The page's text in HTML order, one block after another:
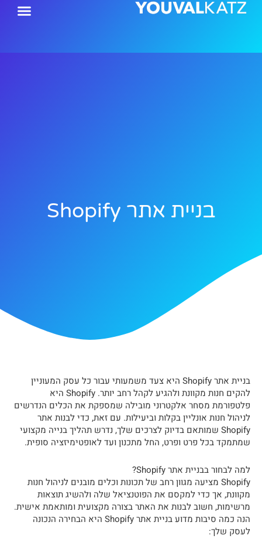
דילוג
בניית אתר Shopify
בניית אתר Shopify היא צעד משמעותי עבור כל עסק המעוניין
להקים חנות מקוונת ולהגיע לקהל רחב יותר. Shopify היא
פלטפורמת מסחר אלקטרוני מובילה שמספקת את הכלים הנדרשים
לניהול חנות אונליין בקלות וביעילות. עם זאת, כדי לבנות אתר
Shopify שמותאם בדיוק לצרכים שלך, נדרש תהליך בנייה מקצועי
שמתמקד בכל פרט ופרט, החל מתכנון ועד לאופטימיזציה סופית.
למה לבחור בבניית אתר Shopify?
Shopify מציעה מגוון רחב של תכונות וכלים מובנים לניהול חנות
מקוונת, אך כדי למקסם את הפוטנציאל שלה ולהשיג תוצאות
מרשימות, חשוב לבנות את האתר בצורה מקצועית ומותאמת אישית.
הנה כמה סיבות מדוע בניית אתר Shopify היא הבחירה הנכונה
לעסק שלך: